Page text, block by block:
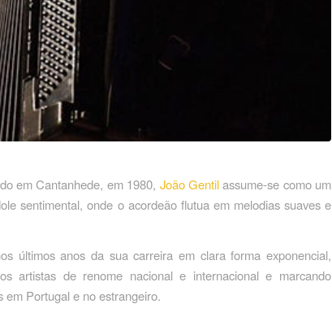
em Cantanhede, em 1980, João Gentilassume-se como um
sentimental, onde o acordeão flutua em melodias suaves e
últimos anos da sua carreira em clara forma exponencial,
artistas de renome nacional e internacional e marcando
em Portugal e no estrangeiro.